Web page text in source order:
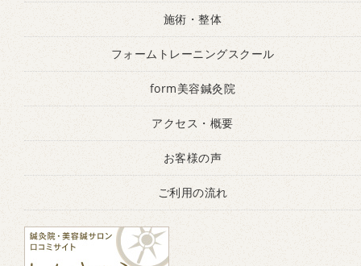
施術・整体
フォームトレーニングスクール
form美容鍼灸院
アクセス・概要
お客様の声
ご利用の流れ